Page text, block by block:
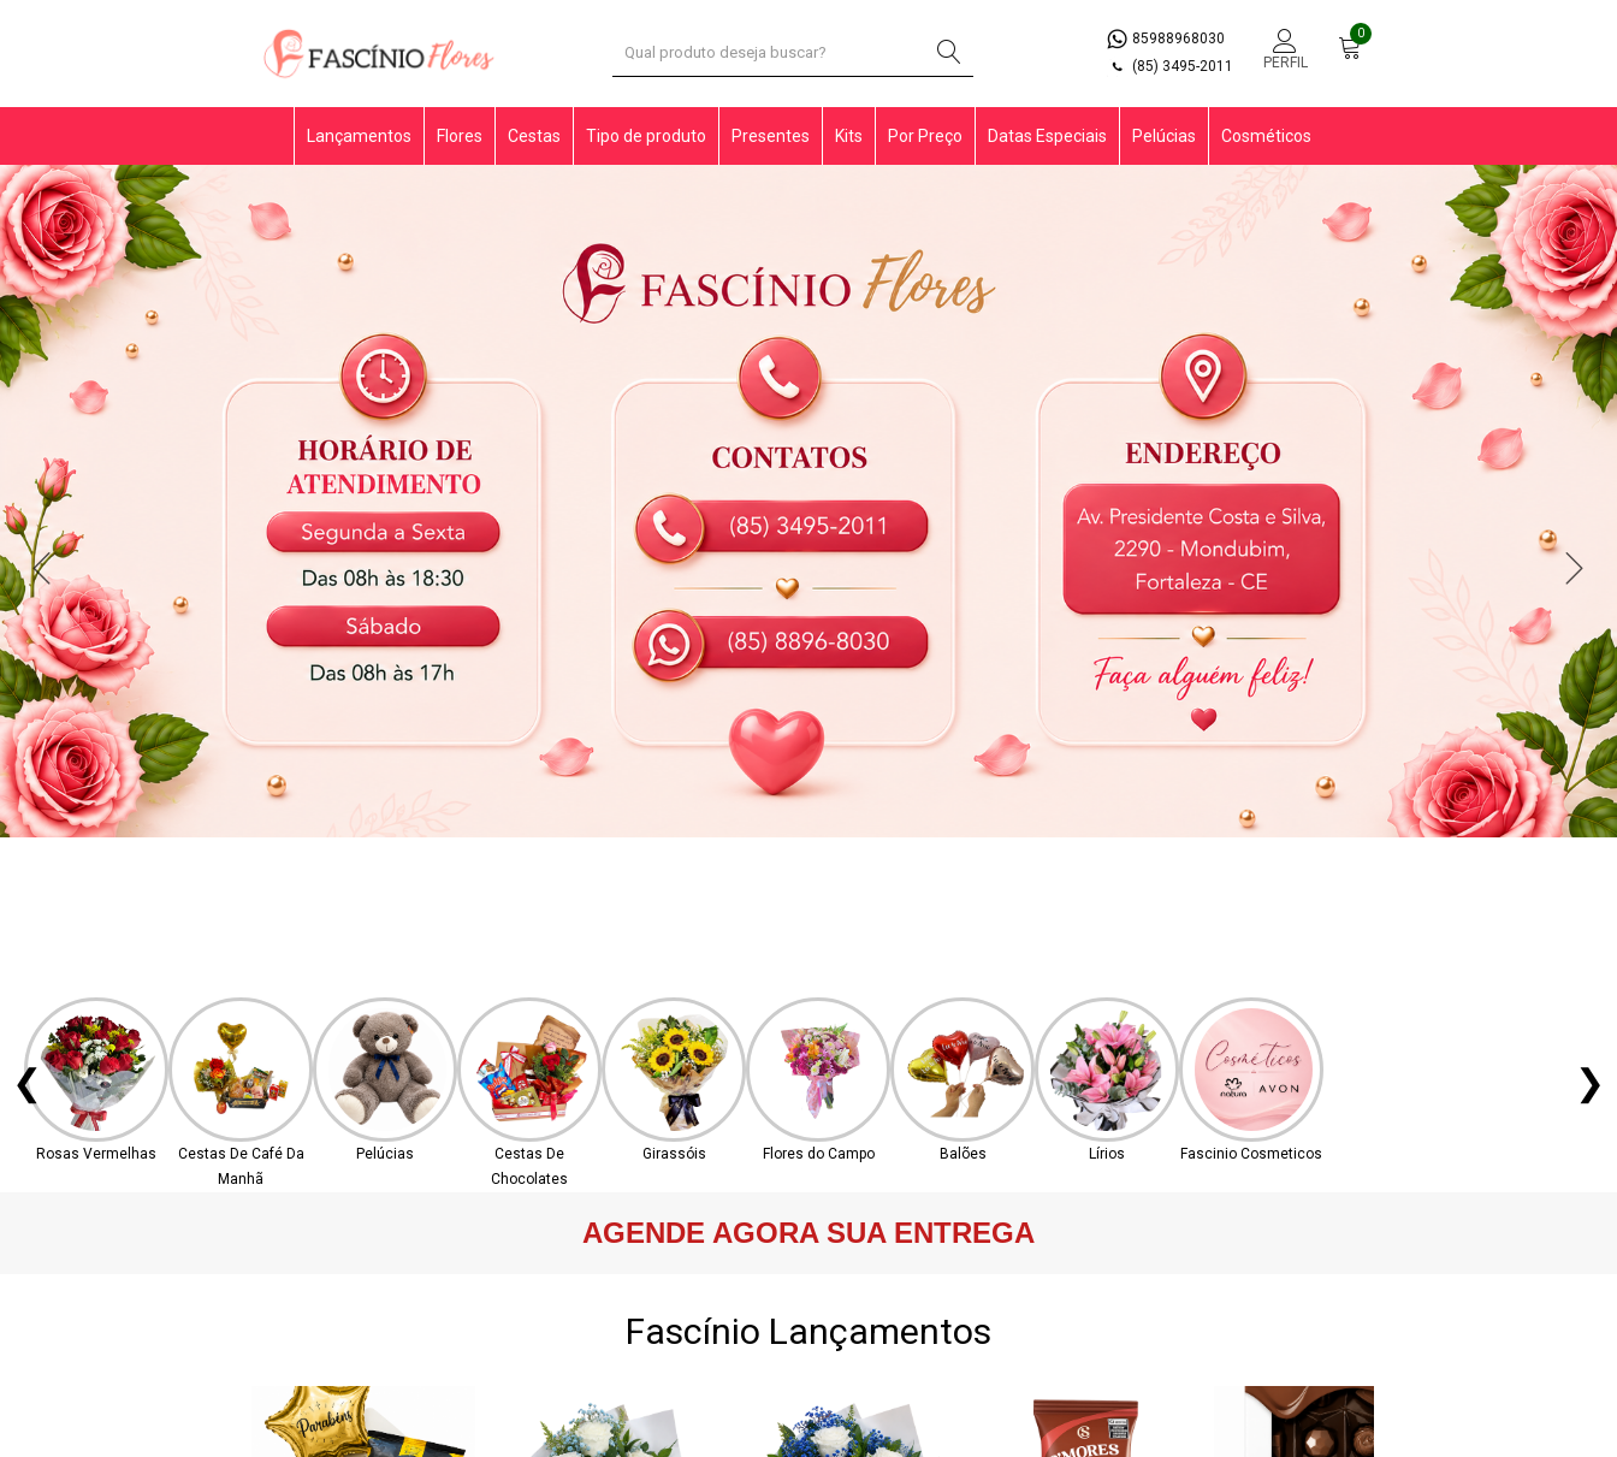
85988968030
(85) 3495-2011
PERFIL
0
Lançamentos Flores Cestas Tipo de produto Presentes Kits Por Preço Datas Especiais Pelúcias Cosméticos
❮
Rosas Vermelhas
Cestas De Café Da
Manhã
Pelúcias
Cestas De
Chocolates
Girassóis Flores do Campo Balões Lírios Fascinio Cosmeticos
❯
AGENDE AGORA SUA ENTREGA
Fascínio Lançamentos